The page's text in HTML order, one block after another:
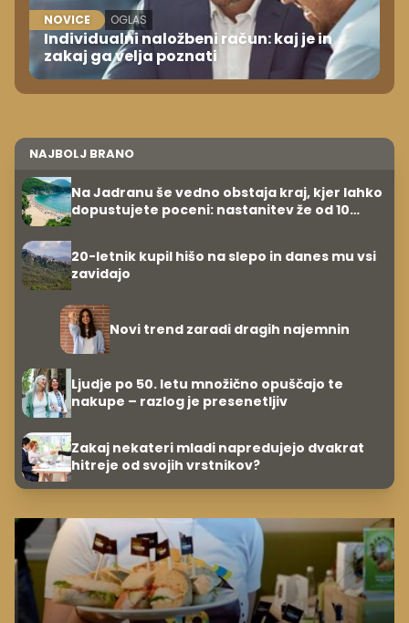
NOVICE OGLAS
Individualni naložbeni račun: kaj je in
zakaj ga velja poznati
NAJBOLJ BRANO
Na Jadranu še vedno obstaja kraj, kjer lahko
dopustujete poceni: nastanitev že od 10
20-letnik kupil hišo na slepo in danes mu vsi
zavidajo
Novi trend zaradi dragih najemnin
Ljudje po 50. letu množično opuščajo te
nakupe – razlog je presenetljiv
Zakaj nekateri mladi napredujejo dvakrat
hitreje od svojih vrstnikov?